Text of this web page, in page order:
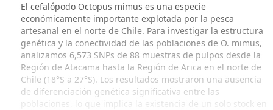
El cefalópodo Octopus mimus es una especie
económicamente importante explotada por la pesca
artesanal en el norte de Chile. Para investigar la estructura
genética y la conectividad de las poblaciones de O. mimus,
analizamos 6,573 SNPs de 88 muestras de pulpos desde la
Región de Atacama hasta la Región de Arica en el norte de
Chile (18°S a 27°S). Los resultados mostraron una ausencia
de diferenciación genética significativa entre las
poblaciones, lo que implica la existencia de un solo stock en